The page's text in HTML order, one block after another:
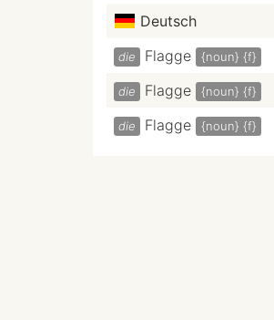
Deutsch
die Flagge {noun} {f}
die Flagge {noun} {f}
die Flagge {noun} {f}